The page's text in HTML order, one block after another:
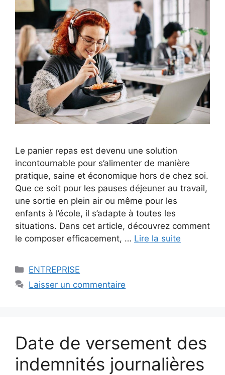
Le panier repas est devenu une solution
incontournable pour s’alimenter de manière
pratique, saine et économique hors de chez soi.
Que ce soit pour les pauses déjeuner au travail,
une sortie en plein air ou même pour les
enfants à l’école, il s’adapte à toutes les
situations. Dans cet article, découvrez comment
le composer efficacement, … Lire la suite
Catégories
ENTREPRISE
Laisser un commentaire
Date de versement des
indemnités journalières